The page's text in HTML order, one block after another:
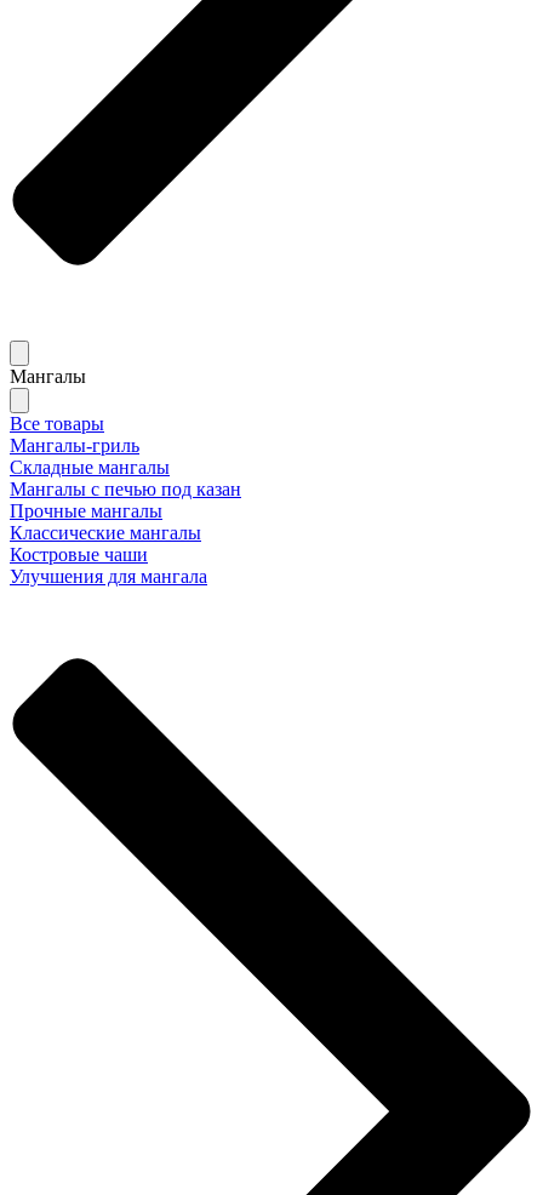
Мангалы
Все товары
Мангалы-гриль
Складные мангалы
Мангалы с печью под казан
Прочные мангалы
Классические мангалы
Костровые чаши
Улучшения для мангала